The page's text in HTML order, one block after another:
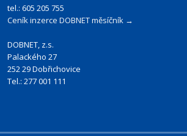
tel.: 605 205 755
Ceník inzerce DOBNET měsíčník →
DOBNET, z.s.
Palackého 27
252 29 Dobřichovice
Tel.: 277 001 111